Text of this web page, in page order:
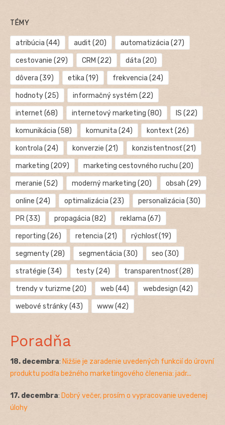
TÉMY
atribúcia (44) audit (20) automatizácia (27)
cestovanie (29) CRM (22) dáta (20)
dôvera (39) etika (19) frekvencia (24)
hodnoty(25) informačný systém (22)
internet (68) internetový marketing (80) IS (22)
komunikácia (58) komunita (24) kontext (26)
kontrola (24) konverzie (21) konzistentnosť(21)
marketing (209) marketing cestovného ruchu (20)
meranie (52) moderný marketing (20) obsah (29)
online (24) optimalizácia (23) personalizácia (30)
PR(33) propagácia (82) reklama (67)
reporting (26) retencia (21) rýchlosť(19)
segmenty(28) segmentácia (30) seo (30)
stratégie (34) testy(24) transparentnosť(28)
trendy v turizme (20) web (44) webdesign (42)
webové stránky(43) www(42)
Poradňa
18. decembra: Nižšie je zaradenie uvedených funkcií do úrovní
produktu podľa bežného marketingového členenia: jadr...
17. decembra: Dobrý večer, prosím o vypracovanie uvedenej
úlohy